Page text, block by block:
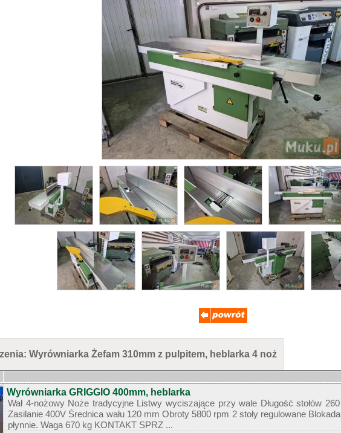
Wyrówniarka Żefam 310mm z pulpitem, heblarka 4 noż
Wyrówniarka GRIGGIO 400mm, heblarka
Wał 4-nożowy Noże tradycyjne Listwy wyciszające przy wale Długość stołów
Zasilanie 400V Średnica wału 120 mm Obroty 5800 rpm 2 stoły regulowane
płynnie. Waga 670 kg KONTAKT SPRZ ...